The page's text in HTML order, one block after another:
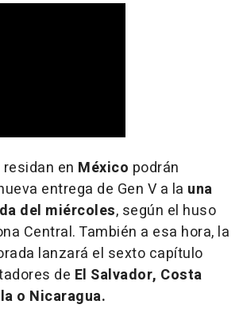
en México podrán
entrega de Gen V a la una
del miércoles, según el huso
Central. También a esa hora, la
lanzará el sexto capítulo
de El Salvador, Costa
o Nicaragua.